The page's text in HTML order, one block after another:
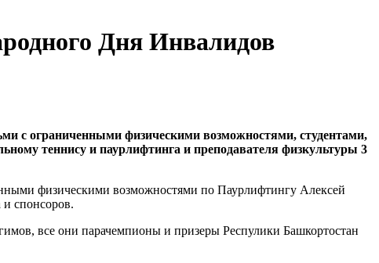
Дня Инвалидов
с ограниченными физическими возможностями, студентами,
теннису и паурлифтинга и преподавателя физкультуры 3
физическими возможностями по Паурлифтингу Алексей
спонсоров.
все они парачемпионы и призеры Респулики Башкортостан